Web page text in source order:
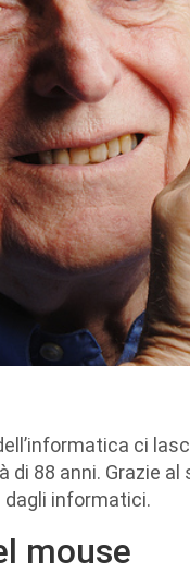
ci
di 88 anni. Grazie
informatici.
mouse